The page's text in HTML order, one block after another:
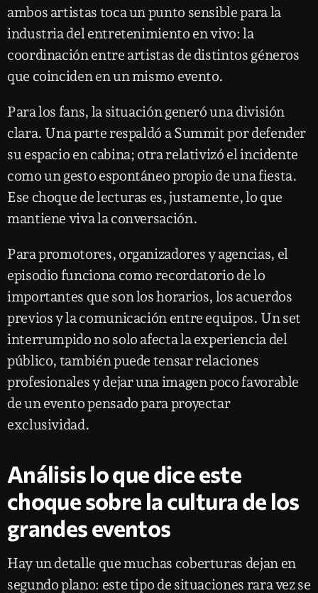
ambos artistas toca un punto sensible para la
industria del entretenimiento en vivo: la
coordinación entre artistas de distintos géneros
que coinciden en un mismo evento.
Para los fans, la situación generó una división
clara. Una parte respaldó a Summit por defender
su espacio en cabina; otra relativizó el incidente
como un gesto espontáneo propio de una fiesta.
Ese choque de lecturas es, justamente, lo que
mantiene viva la conversación.
Para promotores, organizadores y agencias, el
episodio funciona como recordatorio de lo
importantes que son los horarios, los acuerdos
previos y la comunicación entre equipos. Un set
interrumpido no solo afecta la experiencia del
público, también puede tensar relaciones
profesionales y dejar una imagen poco favorable
de un evento pensado para proyectar
exclusividad.
Análisis lo que dice este
choque sobre la cultura de los
grandes eventos
Hay un detalle que muchas coberturas dejan en
segundo plano: este tipo de situaciones rara vez se